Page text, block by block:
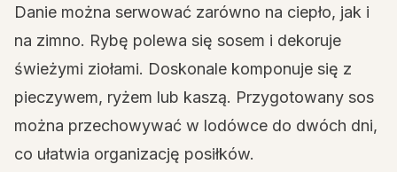
Danie można serwować zarówno na ciepło, jak i
na zimno. Rybę polewa się sosem i dekoruje
świeżymi ziołami. Doskonale komponuje się z
pieczywem, ryżem lub kaszą. Przygotowany sos
można przechowywać w lodówce do dwóch dni,
co ułatwia organizację posiłków.